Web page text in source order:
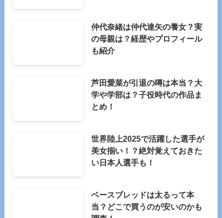
仲代奈緒は仲代達矢の養女？実
の母親は？経歴やプロフィール
も紹介
芦田愛菜が引退の噂は本当？大
学や学部は？子役時代の作品ま
とめ！
世界陸上2025で活躍した選手が
美女揃い！？絶対覚えておきた
い日本人選手も！
ベースブレッドは太るって本
当？どこで買うのが安いのかも